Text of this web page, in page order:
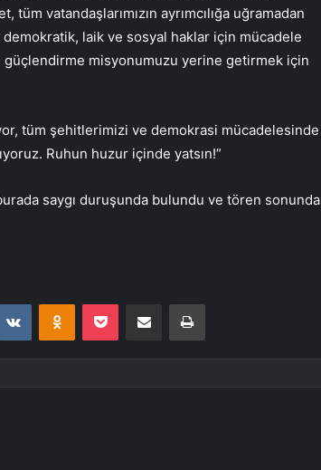
tüm vatandaşlarımızın ayrımcılığa uğramadan
laik ve sosyal haklar için mücadele
misyonumuzu yerine getirmek için
tüm şehitlerimizi ve demokrasi mücadelesinde
Ruhun huzur içinde yatsın!”
saygı duruşunda bulundu ve tören sonunda
VKontakteOdnoklassniki
Pocket E-Posta ile paylaş Yazdır